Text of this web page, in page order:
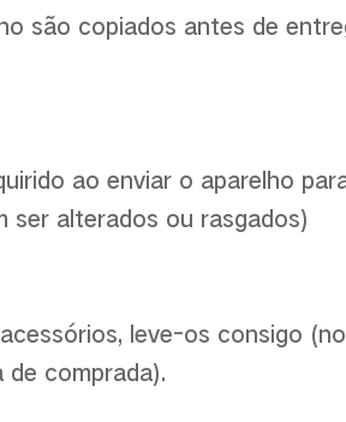
são copiados antes de
ao enviar o aparelho
ser alterados ou rasgados)
leve-os consigo
de comprada).